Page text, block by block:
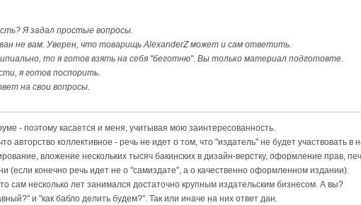
Я задал простые вопросы.
не вам. Уверен, что товарищь AlexanderZ может и сам ответить.
то я готов взять на себя "беготню". Вы только материал подготовте.
я готов поспорить.
на свои вопросы.
- поэтому касается и меня, учитывая мою заинтересованность.
авторство коллективное - речь не идет о том, что "издатель" не будет участвовать в
вложение нескольких тысяч бакинских в дизайн-верстку, оформление прав,
(если конечно речь идет не о "самиздате", а о качественно оформленном издании).
сам несколько лет занимался достаточно крупным издательским бизнесом. А вы?
и "как бабло делить будем?". Так или иначе на них ответ дан.